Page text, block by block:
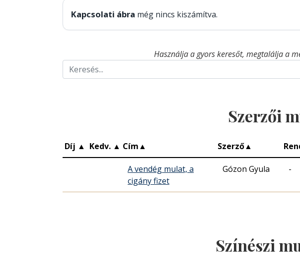
Kapcsolati ábra még nincs kiszámítva.
Használja a gyors keresőt, megtalálja a
Szerzői
Díj ▲ Kedv. ▲ Cím▲ Szerző▲
A vendég mulat, a
cigány fizet
Gózon Gyula -
Színészi